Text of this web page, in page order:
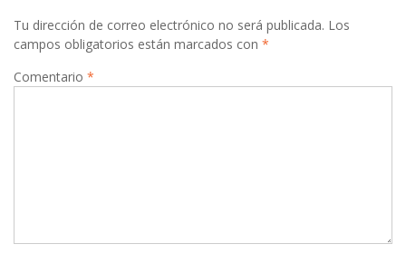
Tu dirección de correo electrónico no será publicada. Los
campos obligatorios están marcados con *
Comentario *